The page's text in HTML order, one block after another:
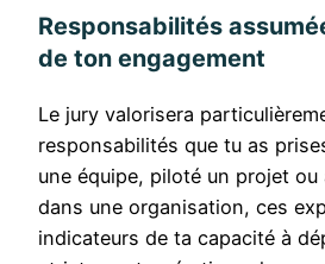
Responsabilités
de ton engagement
Le jury valorisera
responsabilités que tu as
une équipe, piloté un projet ou
dans une organisation, ces
indicateurs de ta capacité à